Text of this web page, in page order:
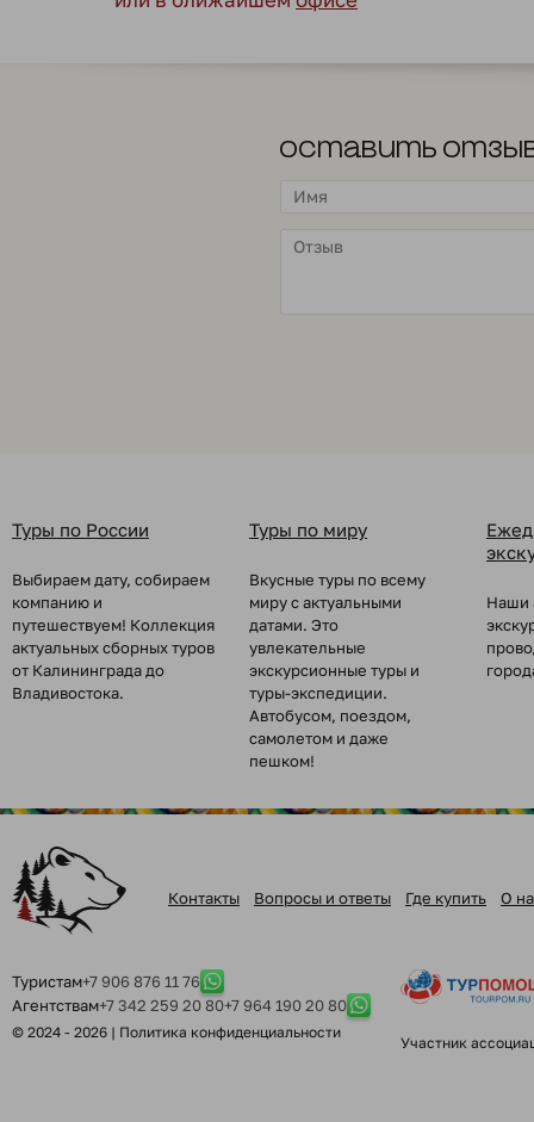
Оставить
Туры по России
Выбираем дату, собираем
компанию и
путешествуем! Коллекция
актуальных сборных туров
от Калининграда до
Владивостока.
Туры по миру
Вкусные туры по всему
миру с актуальными
датами. Это
увлекательные
экскурсионные туры и
туры-экспедиции.
Автобусом, поездом,
самолетом и даже
пешком!
Наши
Контакты Вопросы и ответы Где купить О
Туристам+7 906 876 11 76
Агентствам+7 342 259 20 80+7 964 190 20 80
© 2024 - 2026 | Политика конфиденциальности
Участник